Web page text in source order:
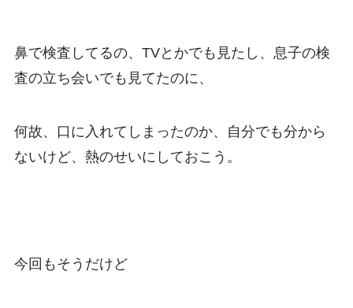
鼻で検査してるの、TVとかでも見たし、息子の検
査の立ち会いでも見てたのに、
何故、口に入れてしまったのか、自分でも分から
ないけど、熱のせいにしておこう。
今回もそうだけど